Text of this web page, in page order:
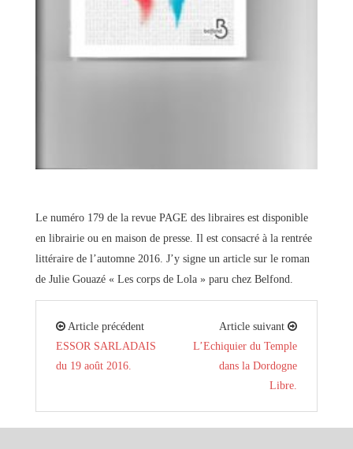
Le numéro 179 de la revue PAGE des libraires est disponible
en librairie ou en maison de presse. Il est consacré à la rentrée
littéraire de l’automne 2016. J’y signe un article sur le roman
de Julie Gouazé « Les corps de Lola » paru chez Belfond.
Article précédent
ESSOR SARLADAIS
du 19 août 2016.
Article suivant
L’Echiquier du Temple
dans la Dordogne
Libre.